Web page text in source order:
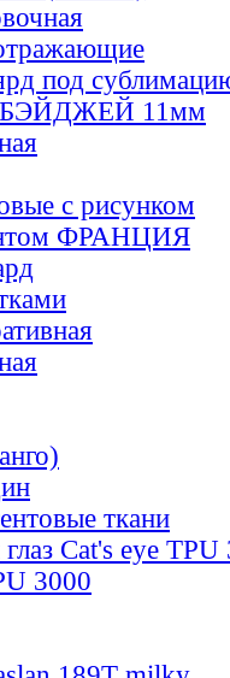
под
БЭЙДЖЕЙ 11мм
с рисунком
ФРАНЦИЯ
ткани
Cat's eye TPU
3000